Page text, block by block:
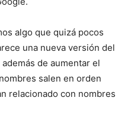
algo que quizá pocos
una nueva versión del
de aumentar el
salen en orden
relacionado con nombres